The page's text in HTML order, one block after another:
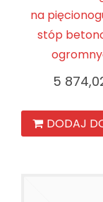
na
stóp
5
DODAJ